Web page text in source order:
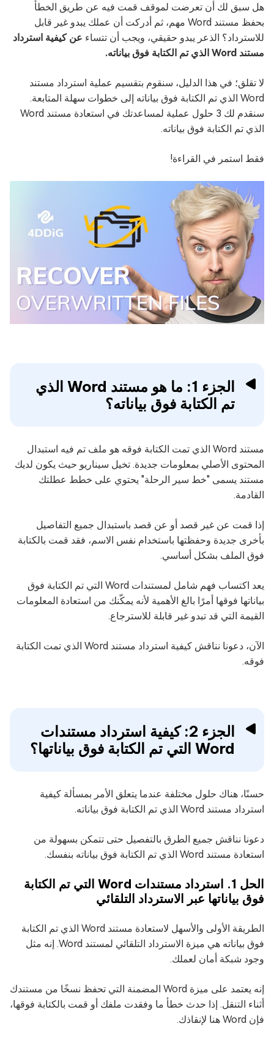
هل سبق لك أن تعرضت لموقف قمت فيه عن طريق الخطأ
بحفظ مستند Word مهم، ثم أدركت أن عملك يبدو غير قابل
للاسترداد؟ الذعر يبدو حقيقي، ويجب أن تتساء عن كيفية استرداد
مستند Word الذي تم الكتابة فوق بياناته.
لا تقلق؛ في هذا الدليل، سنقوم بتقسيم عملية استرداد مستند
Word الذي تم الكتابة فوق بياناته إلى خطوات سهلة المتابعة.
سنقدم لك 3 حلول عملية لمساعدتك في استعادة مستند Word
الذي تم الكتابة فوق بياناته.
فقط استمر في القراءة!
الجزء 1: ما هو مستند Word الذي
تم الكتابة فوق بياناته؟
مستند Word الذي تمت الكتابة فوقه هو ملف تم فيه استبدال
المحتوى الأصلي بمعلومات جديدة. تخيل سيناريو حيث يكون لديك
مستند يسمى "خط سير الرحلة" يحتوي على خطط عطلتك
القادمة.
إذا قمت عن غير قصد أو عن قصد باستبدال جميع التفاصيل
بأخرى جديدة وحفظتها باستخدام نفس الاسم، فقد قمت بالكتابة
فوق الملف بشكل أساسي.
يعد اكتساب فهم شامل لمستندات Word التي تم الكتابة فوق
بياناتها فوقها أمرًا بالغ الأهمية لأنه يمكّنك من استعادة المعلومات
القيمة التي قد تبدو غير قابلة للاسترجاع.
الآن، دعونا نناقش كيفية استرداد مستند Word الذي تمت الكتابة
فوقه.
الجزء 2: كيفية استرداد مستندات
Word التي تم الكتابة فوق بياناتها؟
حسنًا، هناك حلول مختلفة عندما يتعلق الأمر بمسألة كيفية
استرداد مستند Word الذي تم الكتابة فوق بياناته.
دعونا نناقش جميع الطرق بالتفصيل حتى تتمكن بسهولة من
استعادة مستند Word الذي تم الكتابة فوق بياناته بنفسك.
الحل 1. استرداد مستندات Word التي تم الكتابة
فوق بياناتها عبر الاسترداد التلقائي
الطريقة الأولى والأسهل لاستعادة مستند Word الذي تم الكتابة
فوق بياناته هي ميزة الاسترداد التلقائي لمستند Word. إنه مثل
وجود شبكة أمان لعملك.
إنه يعتمد على ميزة Word المضمنة التي تحفظ نسخًا من مستندك
أثناء التنقل. إذا حدث خطأ ما وفقدت ملفك أو قمت بالكتابة فوقها،
فإن Word هنا لإنقاذك.